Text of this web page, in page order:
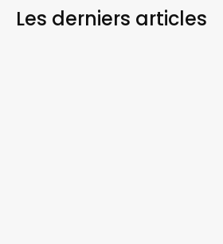
Les derniers articles